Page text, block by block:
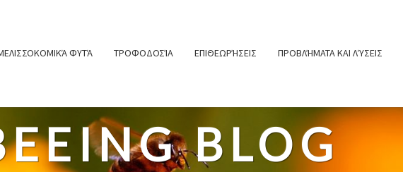
ΦΥΤΆ ΤΡΟΦΟΔΟΣΊΑ ΕΠΙΘΕΩΡΉΣΕΙΣ ΠΡΟΒΛΉΜΑΤΑ ΚΑΙ ΛΎΣΕΙΣ
BLOG